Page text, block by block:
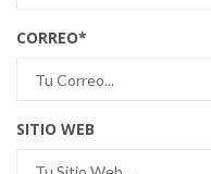
CORREO*
SITIO WEB